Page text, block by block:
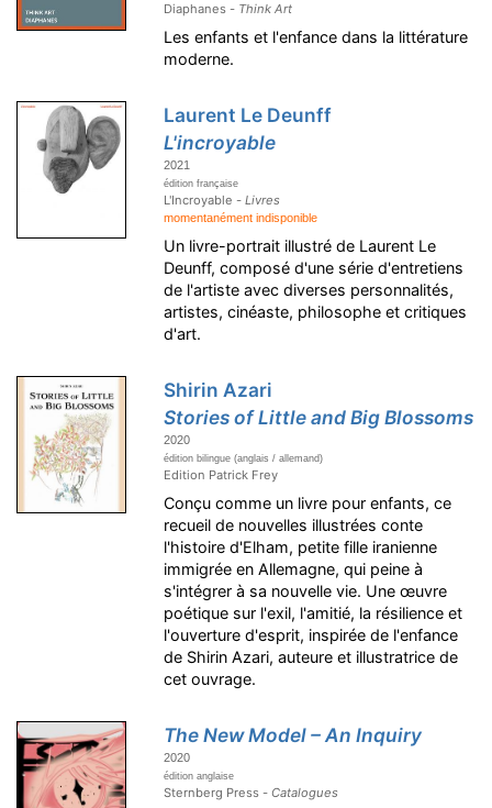
Diaphanes - Think Art
Les enfants et l'enfance dans la littérature
moderne.
Laurent Le Deunff
L'incroyable
2021
édition française
L'Incroyable -Livres
momentanément indisponible
Un livre-portrait illustré de Laurent Le
Deunff, composé d'une série d'entretiens
de l'artiste avec diverses personnalités,
artistes, cinéaste, philosophe et critiques
d'art.
Shirin Azari
Stories of Little and Big Blossoms
2020
édition bilingue (anglais / allemand)
Edition Patrick Frey
Conçu comme un livre pour enfants, ce
recueil de nouvelles illustrées conte
l'histoire d'Elham, petite fille iranienne
immigrée en Allemagne, qui peine à
s'intégrer à sa nouvelle vie. Une œuvre
poétique sur l'exil, l'amitié, la résilience et
l'ouverture d'esprit, inspirée de l'enfance
de Shirin Azari, auteure et illustratrice de
cet ouvrage.
The New Model – An Inquiry
2020
édition anglaise
Sternberg Press -Catalogues